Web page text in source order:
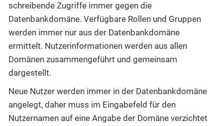
schreibende Zugriffe immer gegen die
Datenbankdomäne. Verfügbare Rollen und Gruppen
werden immer nur aus der Datenbankdomäne
ermittelt. Nutzerinformationen werden aus allen
Domänen zusammengeführt und gemeinsam
dargestellt.
Neue Nutzer werden immer in der Datenbankdomäne
angelegt, daher muss im Eingabefeld für den
Nutzernamen auf eine Angabe der Domäne verzichtet